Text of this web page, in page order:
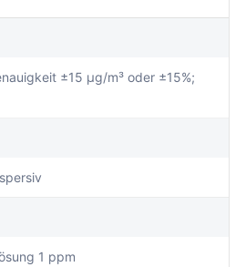
±15 µg/m³ oder ±15%;
1 ppm